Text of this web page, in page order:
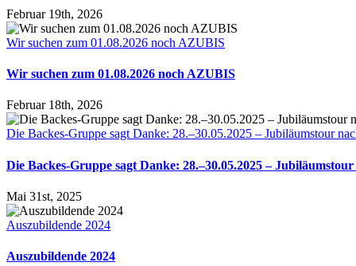
Februar 19th, 2026
Wir suchen zum 01.08.2026 noch AZUBIS
Wir suchen zum 01.08.2026 noch AZUBIS
Februar 18th, 2026
Die Backes-Gruppe sagt Danke: 28.–30.05.2025 – Jubiläumstour
Die Backes-Gruppe sagt Danke: 28.–30.05.2025 –
Mai 31st, 2025
Auszubildende 2024
Auszubildende 2024